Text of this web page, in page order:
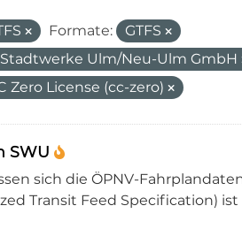
Formate:
GTFS
Ulm/Neu-Ulm GmbH
Zero License (cc-zero)
SWU
sich die ÖPNV-
Transit Feed Specification)